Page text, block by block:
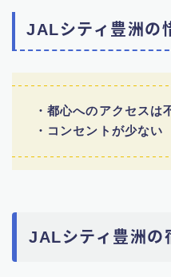
JALシティ豊洲の
・都心へのアクセスは
・コンセントが少ない
JALシティ豊洲の